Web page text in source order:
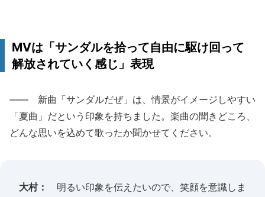
MVは「サンダルを拾って自由に駆け回って
解放されていく感じ」表現
―― 新曲「サンダルだぜ」は、情景がイメージしやすい
「夏曲」だという印象を持ちました。楽曲の聞きどころ、
どんな思いを込めて歌ったか聞かせてください。
大村：
明るい印象を伝えたいので、笑顔を意識しま